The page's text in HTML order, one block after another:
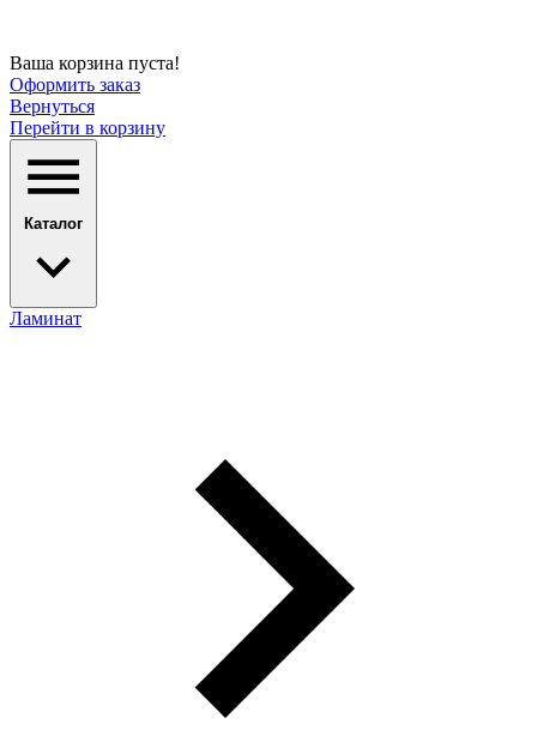
Ваша корзина пуста!
Оформить заказ
Вернуться
Перейти в корзину
Каталог
Ламинат